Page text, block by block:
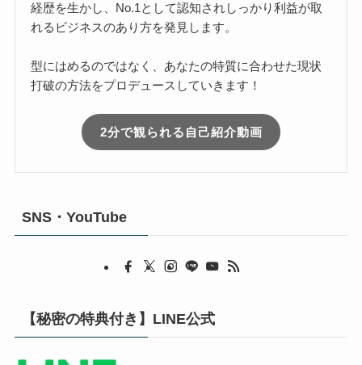
経歴を生かし、No.1として認知されしっかり利益が取
れるビジネスのあり方を発見します。
型にはめるのではなく、あなたの特質に合わせた現状
打破の方法をプロデュースしていきます！
2分で観られる自己紹介動画
SNS・YouTube
【秘密の特典付き】LINE公式